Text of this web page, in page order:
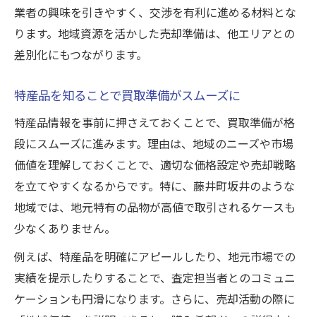
業者の興味を引きやすく、交渉を有利に進める材料とな
ります。地域資源を活かした売却準備は、他エリアとの
差別化にもつながります。
特産品を知ることで買取準備がスムーズに
特産品情報を事前に押さえておくことで、買取準備が格
段にスムーズに進みます。理由は、地域のニーズや市場
価値を理解しておくことで、適切な価格設定や売却戦略
を立てやすくなるからです。特に、藤井町坂井のような
地域では、地元特有の品物が高値で取引されるケースも
少なくありません。
例えば、特産品を明確にアピールしたり、地元市場での
実績を提示したりすることで、査定担当者とのコミュニ
ケーションも円滑になります。さらに、売却活動の際に